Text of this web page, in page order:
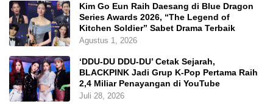
Kim Go Eun Raih Daesang di Blue Dragon
Series Awards 2026, “The Legend of
Kitchen Soldier” Sabet Drama Terbaik
Agustus 1, 2026
‘DDU-DU DDU-DU’ Cetak Sejarah,
BLACKPINK Jadi Grup K-Pop Pertama Raih
2,4 Miliar Penayangan di YouTube
Juli 28, 2026